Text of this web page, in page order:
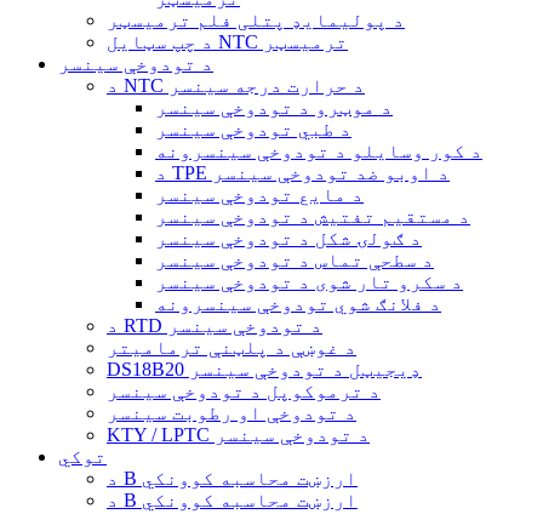
د پولیمایډ پتلی فلم ترمیسټر
د چپ سټایل NTC ترمیسټر
د تودوخې سینسر
د NTC د حرارت درجه سینسر
د موټرو د تودوخې سینسر
د طبي تودوخې سینسر
د کور وسایلو د تودوخې سینسرونه
د TPE د اوبو ضد تودوخې سینسر
د مایع تودوخې سینسر
د مستقیم تفتیش د تودوخې سینسر
د ګولۍ شکل د تودوخې سینسر
د سطحې تماس د تودوخې سینسر
د سکرو تار شوی د تودوخې سینسر
د فلانګ شوي تودوخې سینسرونه
د RTD د تودوخې سینسر
د غوښې د پلټنې ترمامیتر
DS18B20 ډیجیټل د تودوخې سینسر
د ترموکوپل د تودوخې سینسر
د تودوخې او رطوبت سینسر
KTY / LPTC د تودوخې سینسر
توکي
د B ارزښت محاسبه کوونکي
د B ارزښت محاسبه کوونکي